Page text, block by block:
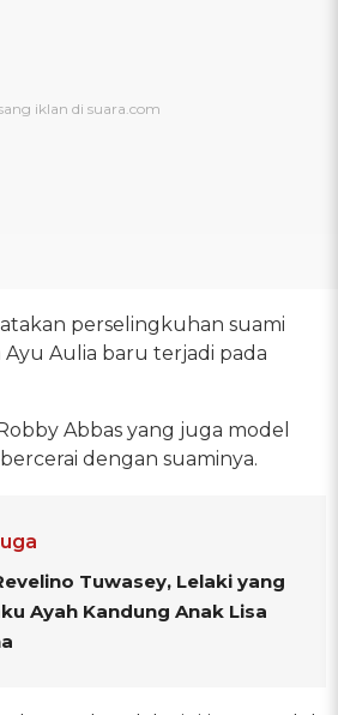
perselingkuhan suami
Aulia baru terjadi pada
Abbas yang juga model
dengan suaminya.
Tuwasey, Lelaki yang
Ayah Kandung Anak Lisa